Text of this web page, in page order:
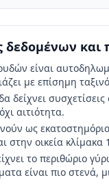
δεδομένων και
είναι
με επίσημη
δείχνει
αιτιότητα.
ως
στην οικεία κλίμακα
το περιθώριο
είναι πιο στενά,